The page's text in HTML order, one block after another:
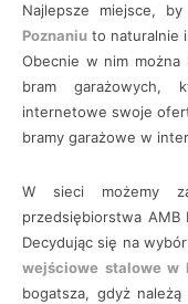
Najlepsze miejsce, by
Poznaniu to naturalnie
Obecnie w nim można
bram garażowych,
internetowe swoje
bramy garażowe w
W sieci możemy
przedsiębiorstwa
Decydując się na
wejściowe stalowe w
bogatsza, gdyż